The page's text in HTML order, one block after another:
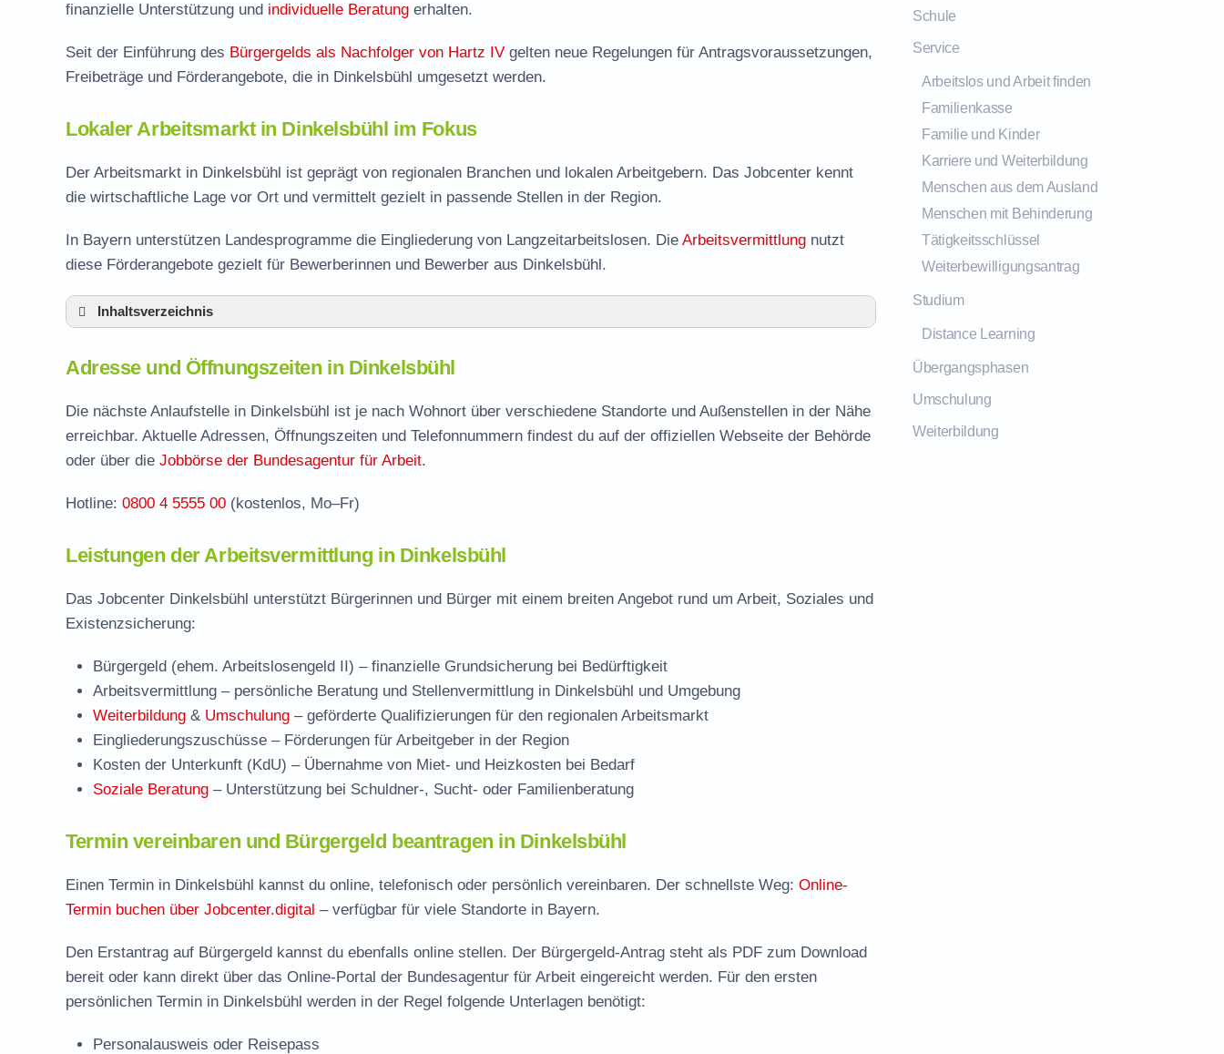
finanzielle Unterstützung und individuelle Beratung erhalten.
Seit der Einführung des Bürgergelds als Nachfolger von Hartz IV gelten neue Regelungen für Antragsvoraussetzungen,
Freibeträge und Förderangebote, die in Dinkelsbühl umgesetzt werden.
Lokaler Arbeitsmarkt in Dinkelsbühl im Fokus
Der Arbeitsmarkt in Dinkelsbühl ist geprägt von regionalen Branchen und lokalen Arbeitgebern. Das Jobcenter kennt
die wirtschaftliche Lage vor Ort und vermittelt gezielt in passende Stellen in der Region.
In Bayern unterstützen Landesprogramme die Eingliederung von Langzeitarbeitslosen. Die Arbeitsvermittlung nutzt
diese Förderangebote gezielt für Bewerberinnen und Bewerber aus Dinkelsbühl.
Inhaltsverzeichnis
Leistungen der Arbeitsvermittlung in Dinkelsbühl
Termin vereinbaren und Bürgergeld beantragen
Jobcenter Ansbach – zuständige Stelle
Stellenangebote und Jobbörse in Dinkelsbühl
Häufige Fragen rund ums Jobcenter
Adresse und Öffnungszeiten in Dinkelsbühl
Die nächste Anlaufstelle in Dinkelsbühl ist je nach Wohnort über verschiedene Standorte und Außenstellen in der Nähe
erreichbar. Aktuelle Adressen, Öffnungszeiten und Telefonnummern findest du auf der offiziellen Webseite der Behörde
oder über die Jobbörse der Bundesagentur für Arbeit.
Hotline: 0800 4 5555 00 (kostenlos, Mo–Fr)
Leistungen der Arbeitsvermittlung in Dinkelsbühl
Das Jobcenter Dinkelsbühl unterstützt Bürgerinnen und Bürger mit einem breiten Angebot rund um Arbeit, Soziales und
Existenzsicherung:
Bürgergeld (ehem. Arbeitslosengeld II) – finanzielle Grundsicherung bei Bedürftigkeit
Arbeitsvermittlung – persönliche Beratung und Stellenvermittlung in Dinkelsbühl und Umgebung
Weiterbildung & Umschulung – geförderte Qualifizierungen für den regionalen Arbeitsmarkt
Eingliederungszuschüsse – Förderungen für Arbeitgeber in der Region
Kosten der Unterkunft (KdU) – Übernahme von Miet- und Heizkosten bei Bedarf
Soziale Beratung – Unterstützung bei Schuldner-, Sucht- oder Familienberatung
Termin vereinbaren und Bürgergeld beantragen in Dinkelsbühl
Einen Termin in Dinkelsbühl kannst du online, telefonisch oder persönlich vereinbaren. Der schnellste Weg: Online-
Termin buchen über Jobcenter.digital – verfügbar für viele Standorte in Bayern.
Den Erstantrag auf Bürgergeld kannst du ebenfalls online stellen. Der Bürgergeld-Antrag steht als PDF zum Download
bereit oder kann direkt über das Online-Portal der Bundesagentur für Arbeit eingereicht werden. Für den ersten
persönlichen Termin in Dinkelsbühl werden in der Regel folgende Unterlagen benötigt:
Personalausweis oder Reisepass
Schule
Service
Arbeitslos und Arbeit finden
Familienkasse
Familie und Kinder
Karriere und Weiterbildung
Menschen aus dem Ausland
Menschen mit Behinderung
Tätigkeitsschlüssel
Weiterbewilligungsantrag
Studium
Distance Learning
Übergangsphasen
Umschulung
Weiterbildung